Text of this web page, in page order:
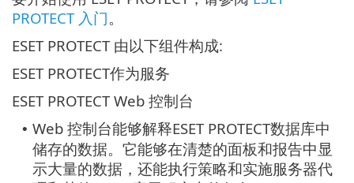
PROTECT 入门。
ESET PROTECT 由以下组件构成:
ESET PROTECT作为服务
ESET PROTECT Web 控制台
• Web 控制台能够解释ESET PROTECT数据库中
储存的数据。它能够在清楚的面板和报告中显
示大量的数据，还能执行策略和实施服务器代